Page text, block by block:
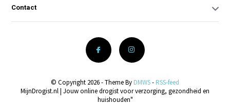
Contact
© Copyright 2026 - Theme By DMWS- RSS-feed
MijnDrogist.nl | Jouw online drogist voor verzorging, gezondheid en
huishouden"